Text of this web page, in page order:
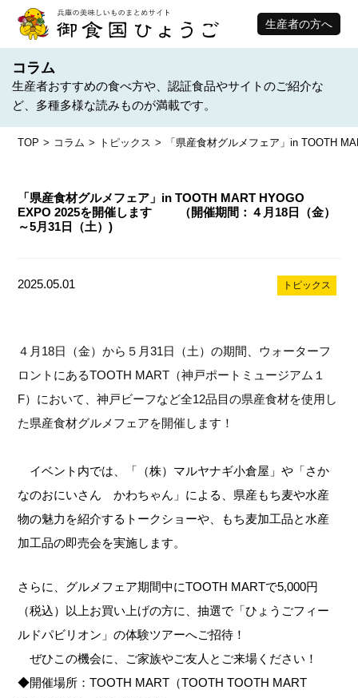
生産者の方へ
コラム
生産者おすすめの食べ方や、認証食品やサイトのご紹介な
ど、多種多様な読みものが満載です。
TOP コラム トピックス 「県産食材グルメフェア」in TOOTH
「県産食材グルメフェア」in TOOTH MART HYOGO
EXPO 2025を開催します （開催期間：４月18日（金）
～5月31日（土）)
2025.05.01 トピックス
４月18日（金）から５月31日（土）の期間、ウォーターフ
ロントにあるTOOTH MART（神戸ポートミュージアム１
F）において、神戸ビーフなど全12品目の県産食材を使用し
た県産食材グルメフェアを開催します！
イベント内では、「（株）マルヤナギ小倉屋」や「さか
なのおにいさん かわちゃん」による、県産もち麦や水産
物の魅力を紹介するトークショーや、もち麦加工品と水産
加工品の即売会を実施します。
さらに、グルメフェア期間中にTOOTH MARTで5,000円
（税込）以上お買い上げの方に、抽選で「ひょうごフィー
ルドパビリオン」の体験ツアーへご招待！
ぜひこの機会に、ご家族やご友人とご来場ください！
◆開催場所：TOOTH MART（TOOTH TOOTH MART